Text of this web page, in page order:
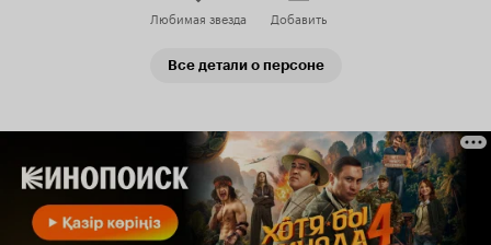
Любимая звезда Добавить
Все детали о персоне